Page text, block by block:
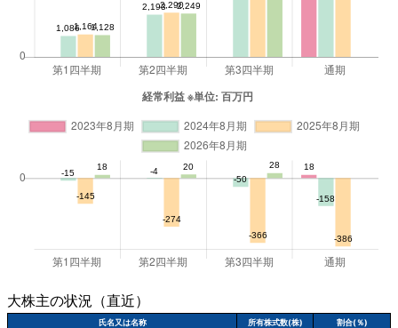
大株主の状況（直近）
氏名又は名称 所有株式数(株) 割合(％)